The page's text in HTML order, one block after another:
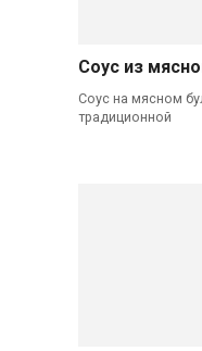
Соус из
Соус на мясном
традиционной